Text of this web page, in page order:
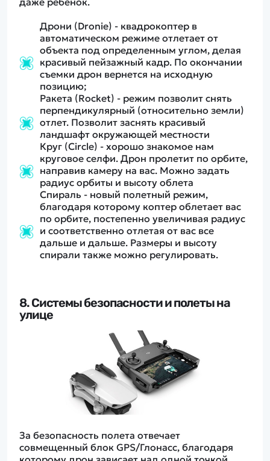
Дрони (Dronie) - квадрокоптер в
автоматическом режиме отлетает от
объекта под определенным углом, делая
красивый пейзажный кадр. По окончании
съемки дрон вернется на исходную
позицию;
Ракета (Rocket) - режим позволит снять
перпендикулярный (относительно земли)
отлет. Позволит заснять красивый
ландшафт окружающей местности
Круг (Circle) - хорошо знакомое нам
круговое селфи. Дрон пролетит по орбите,
направив камеру на вас. Можно задать
радиус орбиты и высоту облета
Спираль - новый полетный режим,
благодаря которому коптер облетает вас
по орбите, постепенно увеличивая радиус
и соответственно отлетая от вас все
дальше и дальше. Размеры и высоту
спирали также можно регулировать.
8. Системы безопасности и полеты на
улице
За безопасность полета отвечает
совмещенный блок GPS/Глонасс, благодаря